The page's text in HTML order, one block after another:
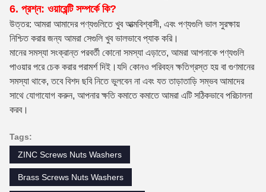
6. প্রশ্ন: ওয়ারেন্টি সম্পর্কে কি?
উত্তর: আমরা আমাদের পণ্যগুলিতে খুব আত্মবিশ্বাসী, এবং পণ্যগুলি ভাল সুরক্ষায়
নিশ্চিত করার জন্য আমরা সেগুলি খুব ভালভাবে প্যাক করি।
মানের সমস্যা সংক্রান্ত পরবর্তী কোনো সমস্যা এড়াতে, আমরা আপনাকে পণ্যগুলি
পাওয়ার পরে চেক করার পরামর্শ দিই।যদি কোনও পরিবহন ক্ষতিগ্রস্ত হয় বা গুণমানের
সমস্যা থাকে, তবে বিশদ ছবি নিতে ভুলবেন না এবং যত তাড়াতাড়ি সম্ভব আমাদের
সাথে যোগাযোগ করুন, আপনার ক্ষতি কমাতে কমাতে আমরা এটি সঠিকভাবে পরিচালনা
করব।
Tags:
ZINC Screws Nuts Washers
Brass Screws Nuts Washers